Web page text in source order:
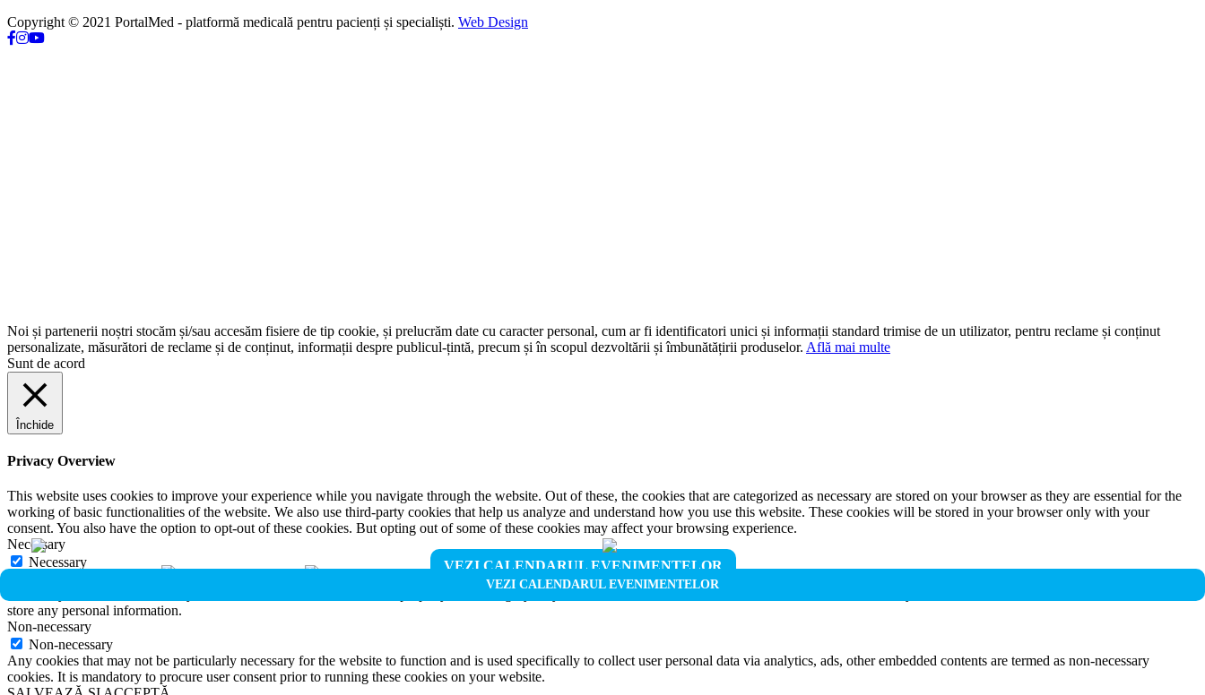
VEZI CALENDARUL EVENIMENTELOR
VEZI CALENDARUL EVENIMENTELOR
Copyright © 2021 PortalMed - platformă medicală pentru pacienți și specialiști. Web Design
Noi și partenerii noștri stocăm și/sau accesăm fisiere de tip cookie, și prelucrăm date cu caracter personal, cum ar fi identificatori unici și informații standard trimise de un utilizator, pentru reclame și conținut
personalizate, măsurători de reclame și de conținut, informații despre publicul-țintă, precum și în scopul dezvoltării și îmbunătățirii produselor. Află mai multe
Sunt de acord
Închide
Privacy Overview
This website uses cookies to improve your experience while you navigate through the website. Out of these, the cookies that are categorized as necessary are stored on your browser as they are essential for the
working of basic functionalities of the website. We also use third-party cookies that help us analyze and understand how you use this website. These cookies will be stored in your browser only with your
consent. You also have the option to opt-out of these cookies. But opting out of some of these cookies may affect your browsing experience.
Necessary
Necessary
store any personal information.
Non-necessary
Non-necessary
Any cookies that may not be particularly necessary for the website to function and is used specifically to collect user personal data via analytics, ads, other embedded contents are termed as non-necessary
cookies. It is mandatory to procure user consent prior to running these cookies on your website.